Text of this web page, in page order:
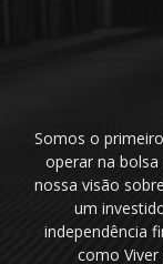
Somos o
operar na
nossa visão
um
independência
como